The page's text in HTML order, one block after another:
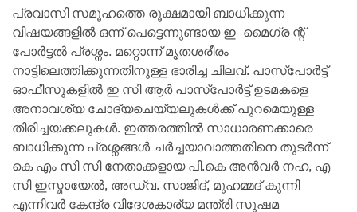
പ്രവാസി സമൂഹത്തെ രൂക്ഷമായി ബാധിക്കുന്ന
വിഷയങ്ങളിൽ ഒന്ന് പെട്ടെന്നുണ്ടായ ഇ- മൈഗ്ര ന്റ്
പോർട്ടൽ പ്രശ്നം. മറ്റൊന്ന് മൃതശരീരം
നാട്ടിലെത്തിക്കുന്നതിനുള്ള ഭാരിച്ച ചിലവ്. പാസ്പോർട്ട്
ഓഫീസുകളിൽ ഇ സി ആർ പാസ്പോർട്ട് ഉടമകളെ
അനാവശ്യ ചോദ്യചെയ്യലുകൾക്ക് പുറമെയുള്ള
തിരിച്ചയക്കലുകൾ. ഇത്തരത്തിൽ സാധാരണക്കാരെ
ബാധിക്കുന്ന പ്രശ്നങ്ങൾ ചർച്ചയാവാത്തതിനെ തുടർന്ന്
കെ എം സി സി നേതാക്കളായ പി.കെ അൻവർ നഹ, എ
സി ഇസ്മായേൽ, അഡ്വ. സാജിദ്, മുഹമ്മദ് കുന്നി
എന്നിവർ കേന്ദ്ര വിദേശകാര്യ മന്ത്രി സുഷമ